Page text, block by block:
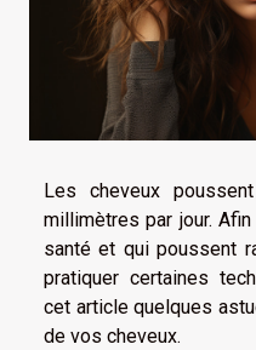
Les cheveux
millimètres par jour.
santé et qui poussent
pratiquer certaines
cet article quelques
de vos cheveux.